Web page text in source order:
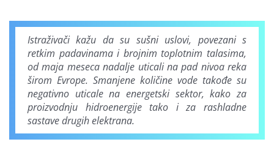
Istraživači kažu da su sušni uslovi, povezani s
retkim padavinama i brojnim toplotnim talasima,
od maja meseca nadalje uticali na pad nivoa reka
širom Evrope. Smanjene količine vode takođe su
negativno uticale na energetski sektor, kako za
proizvodnju hidroenergije tako i za rashladne
sastave drugih elektrana.